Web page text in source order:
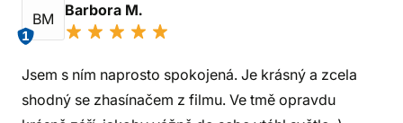
BM
1
Barbora M.
Jsem s ním naprosto spokojená. Je krásný a zcela
shodný se zhasínačem z filmu. Ve tmě opravdu